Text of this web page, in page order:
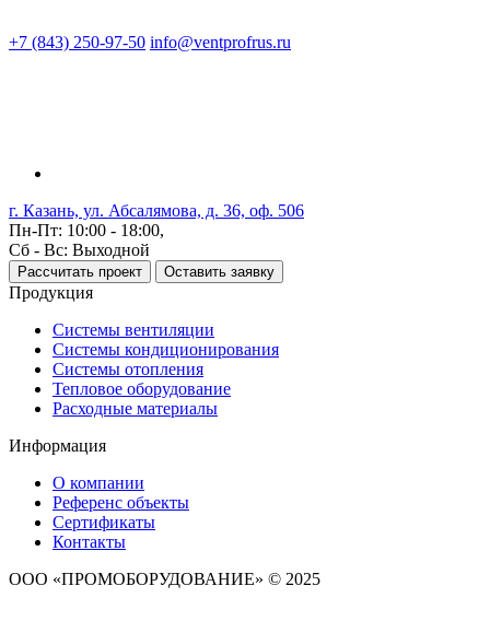
+7 (843) 250-97-50 info@ventprofrus.ru
г. Казань, ул. Абсалямова, д. 36, оф. 506
Пн-Пт: 10:00 - 18:00,
Сб - Вс: Выходной
Рассчитать проект Оставить заявку
Продукция
Системы вентиляции
Системы кондиционирования
Системы отопления
Тепловое оборудование
Расходные материалы
Информация
О компании
Референс объекты
Сертификаты
Контакты
ООО «ПРОМОБОРУДОВАНИЕ» © 2025